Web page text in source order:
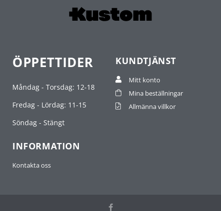
ÖPPETTIDER
Måndag - Torsdag: 12-18
Fredag - Lördag: 11-15
Söndag - Stängt
KUNDTJÄNST
Mitt konto
Mina beställningar
Allmänna villkor
INFORMATION
Kontakta oss